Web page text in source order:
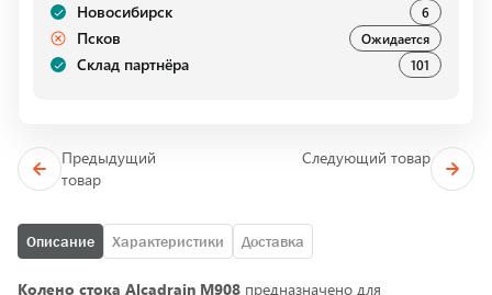
Описание Характеристики Доставка
Колено стока Alcadrain M908 предназначено для
Новосибирск 6
Псков Ожидается
Склад партнёра 101
Предыдущий
товар
Следующий товар